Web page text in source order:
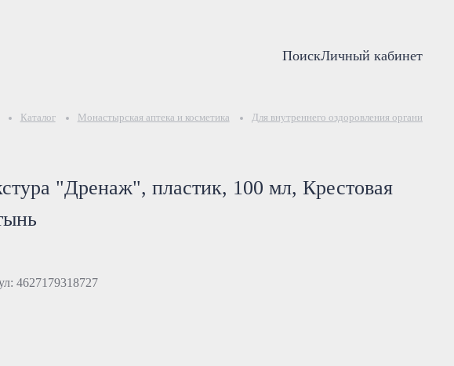
ПоискЛичный кабинет
Каталог Монастырская аптека и косметика Для внутреннего оздоровления организма
"Дренаж", пластик, 100 мл, Крестовая
4627179318727